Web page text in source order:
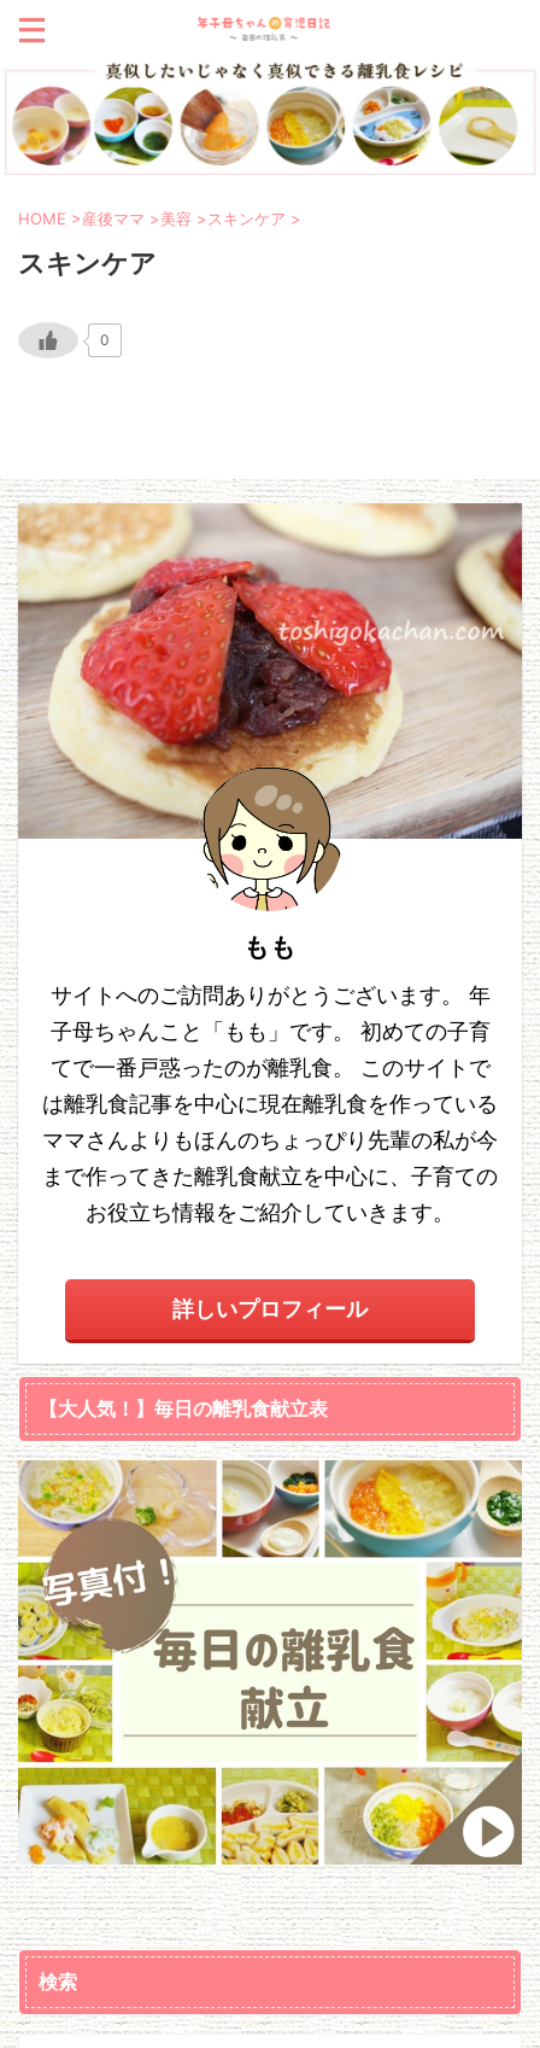
HOME >産後ママ >美容 >スキンケア >
スキンケア
0
もも
サイトへのご訪問ありがとうございます。 年
子母ちゃんこと「もも」です。 初めての子育
てで一番戸惑ったのが離乳食。 このサイトで
は離乳食記事を中心に現在離乳食を作っている
ママさんよりもほんのちょっぴり先輩の私が今
まで作ってきた離乳食献立を中心に、子育ての
お役立ち情報をご紹介していきます。
詳しいプロフィール
【大人気！】毎日の離乳食献立表
検索